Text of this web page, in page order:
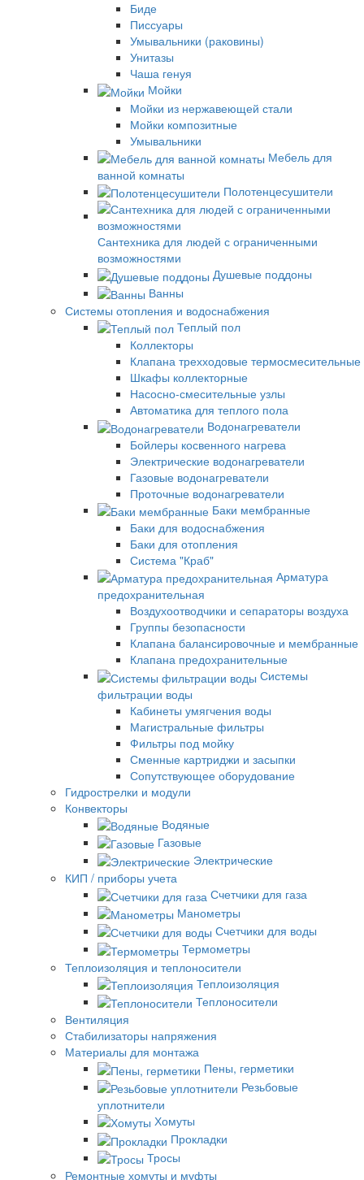
Биде
Писсуары
Умывальники (раковины)
Унитазы
Чаша генуя
Мойки
Мойки из нержавеющей стали
Мойки композитные
Умывальники
Мебель для
ванной комнаты
Полотенцесушители
Сантехника для людей с ограниченными
возможностями
Душевые поддоны
Ванны
Системы отопления и водоснабжения
Теплый пол
Коллекторы
Клапана трехходовые термосмесительные
Шкафы коллекторные
Насосно-смесительные узлы
Автоматика для теплого пола
Водонагреватели
Бойлеры косвенного нагрева
Электрические водонагреватели
Газовые водонагреватели
Проточные водонагреватели
Баки мембранные
Баки для водоснабжения
Баки для отопления
Система "Краб"
Арматура
предохранительная
Воздухоотводчики и сепараторы воздуха
Группы безопасности
Клапана балансировочные и мембранные
Клапана предохранительные
Системы
фильтрации воды
Кабинеты умягчения воды
Магистральные фильтры
Фильтры под мойку
Сменные картриджи и засыпки
Сопутствующее оборудование
Гидрострелки и модули
Конвекторы
Водяные
Газовые
Электрические
КИП / приборы учета
Счетчики для газа
Манометры
Счетчики для воды
Термометры
Теплоизоляция и теплоносители
Теплоизоляция
Теплоносители
Вентиляция
Стабилизаторы напряжения
Материалы для монтажа
Пены, герметики
Резьбовые
уплотнители
Хомуты
Прокладки
Тросы
Ремонтные хомуты и муфты